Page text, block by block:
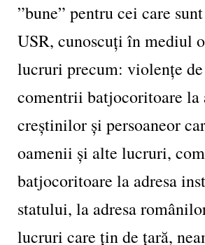
”bune” pentru cei care
USR, cunoscuți în mediul
lucruri precum: violențe
comentrii batjocoritoare la
creștinilor și persoaneor
oamenii și alte lucruri,
batjocoritoare la adresa
statului, la adresa
lucruri care țin de țară,